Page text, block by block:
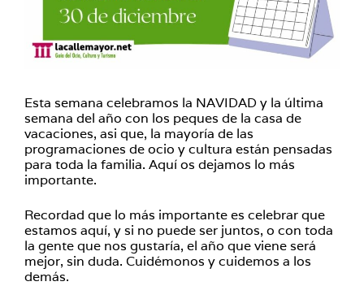
Esta semana celebramos la NAVIDAD y la última
semana del año con los peques de la casa de
vacaciones, asi que, la mayoría de las
programaciones de ocio y cultura están pensadas
para toda la familia. Aquí os dejamos lo más
importante.
Recordad que lo más importante es celebrar que
estamos aquí, y si no puede ser juntos, o con toda
la gente que nos gustaría, el año que viene será
mejor, sin duda. Cuidémonos y cuidemos a los
demás.